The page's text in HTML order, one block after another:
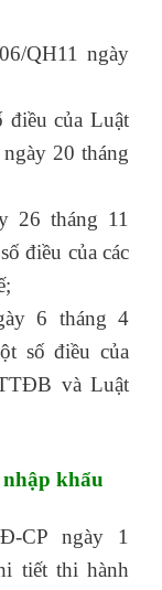
QH11 ngày
điều của Luật
20 tháng
26 tháng 11
điều của các
6 tháng 4
số điều của
và Luật
khẩu
CP ngày 1
tiết thi hành